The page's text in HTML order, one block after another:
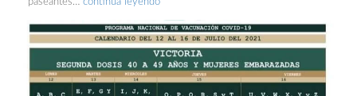
paseantes… continúa leyendo